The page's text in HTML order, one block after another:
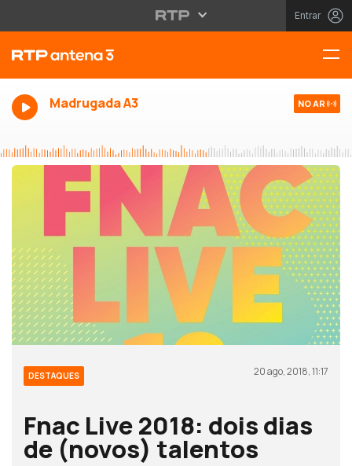
Entrar
Madrugada A3 NO AR
DESTAQUES 20 ago, 2018, 11:17
Fnac Live 2018: dois dias
de (novos) talentos